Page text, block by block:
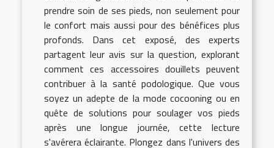
prendre soin de ses pieds, non seulement pour
le confort mais aussi pour des bénéfices plus
profonds. Dans cet exposé, des experts
partagent leur avis sur la question, explorant
comment ces accessoires douillets peuvent
contribuer à la santé podologique. Que vous
soyez un adepte de la mode cocooning ou en
quête de solutions pour soulager vos pieds
après une longue journée, cette lecture
s'avérera éclairante. Plongez dans l'univers des